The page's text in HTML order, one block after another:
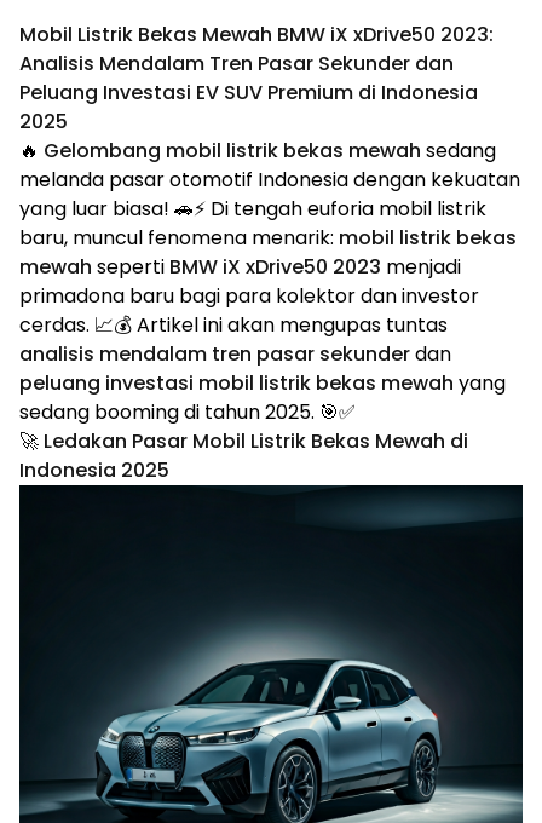
Mobil Listrik Bekas Mewah BMW iX xDrive50 2023:
Analisis Mendalam Tren Pasar Sekunder dan
Peluang Investasi EV SUV Premium di Indonesia
2025
🔥 Gelombang mobil listrik bekas mewah sedang
melanda pasar otomotif Indonesia dengan kekuatan
yang luar biasa! 🚗⚡ Di tengah euforia mobil listrik
baru, muncul fenomena menarik: mobil listrik bekas
mewah seperti BMW iX xDrive50 2023 menjadi
primadona baru bagi para kolektor dan investor
cerdas. 📈💰 Artikel ini akan mengupas tuntas
analisis mendalam tren pasar sekunderdan
peluang investasi mobil listrik bekas mewah yang
sedang booming di tahun 2025. 🎯✅
🚀 Ledakan Pasar Mobil Listrik Bekas Mewah di
Indonesia 2025